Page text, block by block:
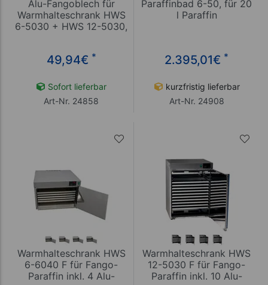
Alu-Fangoblech für
Warmhalteschrank HWS
6-5030 + HWS 12-5030,
49,94€ *
Sofort lieferbar
Art-Nr. 24858
Paraffinbad 6-50, für 20
l Paraffin
2.395,01€ *
kurzfristig lieferbar
Art-Nr. 24908
Warmhalteschrank HWS
6-6040 F für Fango-
Paraffin inkl. 4 Alu-
Warmhalteschrank HWS
12-5030 F für Fango-
Paraffin inkl. 10 Alu-